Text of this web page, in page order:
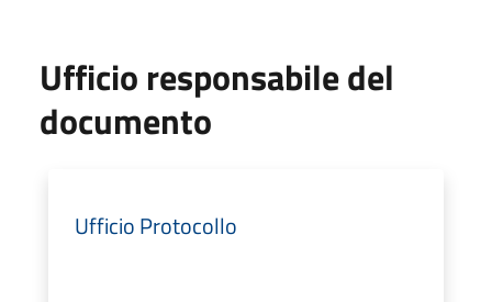
Ufficio responsabile del
documento
Ufficio Protocollo